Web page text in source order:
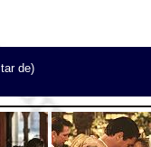
de)